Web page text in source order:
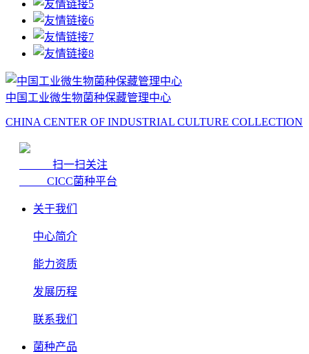
中国工业微生物菌种保藏管理中心
CHINA CENTER OF INDUSTRIAL CULTURE COLLECTION
扫一扫关注
CICC菌种平台
关于我们
中心简介
能力资质
发展历程
联系我们
菌种产品